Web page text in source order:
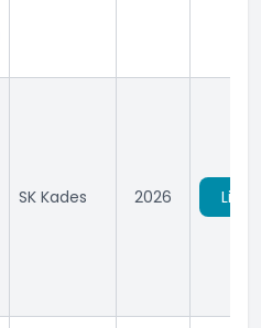
SK Kades 2026 Lihat